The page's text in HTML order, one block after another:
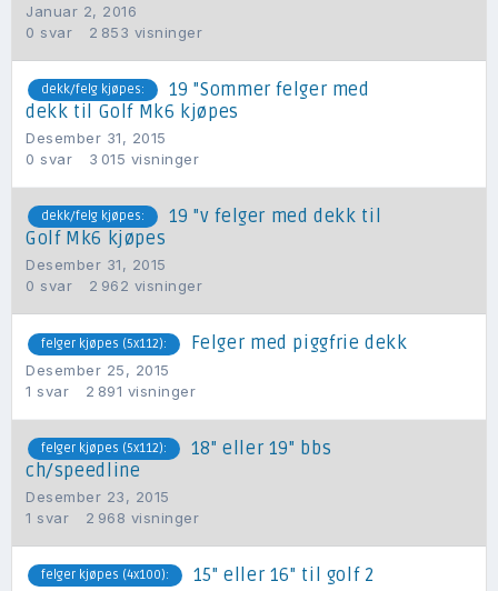
Januar 2, 2016
0 svar 2 853 visninger
dekk/felg kjøpes:
19 "Sommer felger med
dekk til Golf Mk6 kjøpes
Desember 31, 2015
0 svar 3 015 visninger
dekk/felg kjøpes:
19 "v felger med dekk til
Golf Mk6 kjøpes
Desember 31, 2015
0 svar 2 962 visninger
felger kjøpes (5x112): Felger med piggfrie dekk
Desember 25, 2015
1 svar 2 891 visninger
felger kjøpes (5x112):
18" eller 19" bbs
ch/speedline
Desember 23, 2015
1 svar 2 968 visninger
felger kjøpes (4x100): 15" eller 16" til golf 2